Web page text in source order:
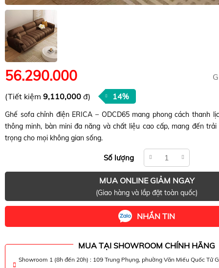
56.290.000
(Tiết kiệm 9,110,000 đ) 14%
Ghế sofa chỉnh điện ERICA – ODCD65 mang phong cách thanh
thông minh, bàn mini đa năng và chất liệu cao cấp, mang đến
trọng cho mọi không gian sống.
Số lượng
MUA ONLINE GIẢM NGAY
(Giao hàng và lắp đặt toàn quốc)
NHẮN TIN
MUA TẠI SHOWROOM CHÍNH HÃNG
Showroom 1 (8h đến 20h) : 109 Trung Phụng, phường Văn Miếu Quốc Tử